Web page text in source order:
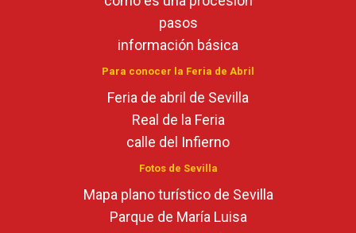
pasos
información básica
Para conocer la Feria de Abril
Feria de abril de Sevilla
Real de la Feria
calle del Infierno
Fotos de Sevilla
Mapa plano turístico de Sevilla
Parque de María Luisa